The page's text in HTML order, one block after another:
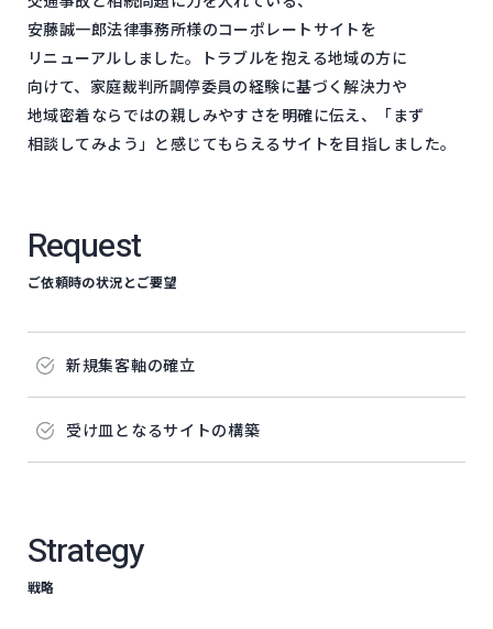
安藤誠一郎法律事務所様の​コーポレートサイトを​
リニューアルしました。​トラブルを​抱える​地域の​方に​
向けて、​家庭裁判所調停委員の​経験に​基づく​解決力や​
地域密着ならではの​親しみやすさを​明確に​伝え、​「まず​
相談してみよう」と​感じて​もらえる​サイトを​目指しました。
Request
ご依頼時の状況とご要望
新規集客軸の​確立
受け皿と​なる​サイトの​構築
Strategy
戦略